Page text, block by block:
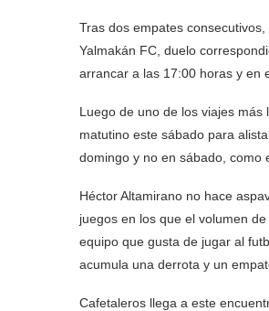
Tras dos empates
Yalmakán FC, duelo
arrancar a las 17:00 horas y en
Luego de uno de los viajes
matutino este sábado para
domingo y no en sábado, como
Héctor Altamirano no hace
juegos en los que el volumen
equipo que gusta de jugar al
acumula una derrota y un
Cafetaleros llega a este